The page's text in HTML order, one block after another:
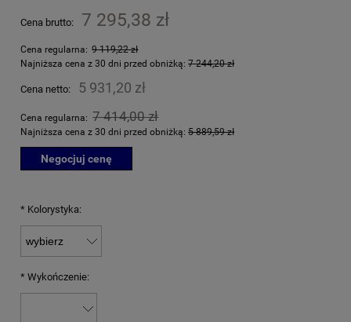
Cena brutto: 7 295,38 zł
Cena regularna: 9 119,22 zł
Najniższa cena z 30 dni przed obniżką: 7 244,20 zł
Cena netto: 5 931,20 zł
Cena regularna: 7 414,00 zł
Najniższa cena z 30 dni przed obniżką: 5 889,59 zł
Negocjuj cenę
* Kolorystyka:
* Wykończenie: